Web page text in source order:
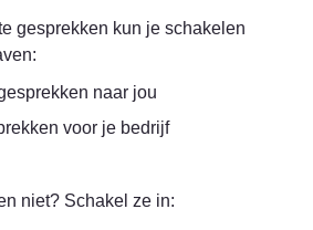
gesprekken kun je schakelen
naar jou
voor je bedrijf
niet? Schakel ze in: